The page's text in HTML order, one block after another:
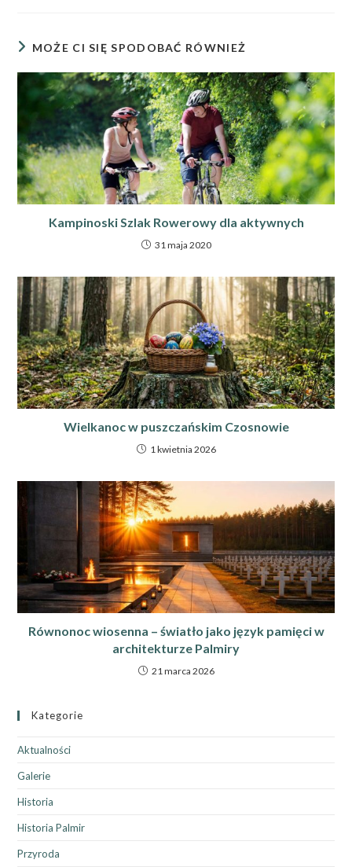
MOŻE CI SIĘ SPODOBAĆ RÓWNIEŻ
Kampinoski Szlak Rowerowy dla aktywnych
31 maja 2020
Wielkanoc w puszczańskim Czosnowie
1 kwietnia 2026
Równonoc wiosenna – światło jako język pamięci w
architekturze Palmiry
21 marca 2026
Kategorie
Aktualności
Galerie
Historia
Historia Palmir
Przyroda